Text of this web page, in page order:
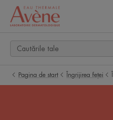
Pagina de start Îngrijirea feței